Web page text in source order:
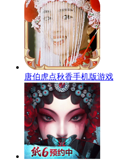
唐伯虎点秋香手机版游戏